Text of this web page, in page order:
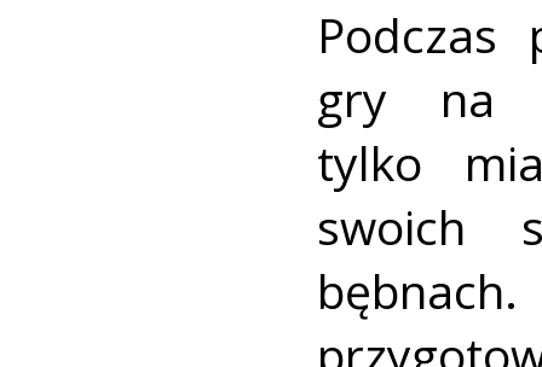
Podczas
gry na
tylko
swoich
bębnach.